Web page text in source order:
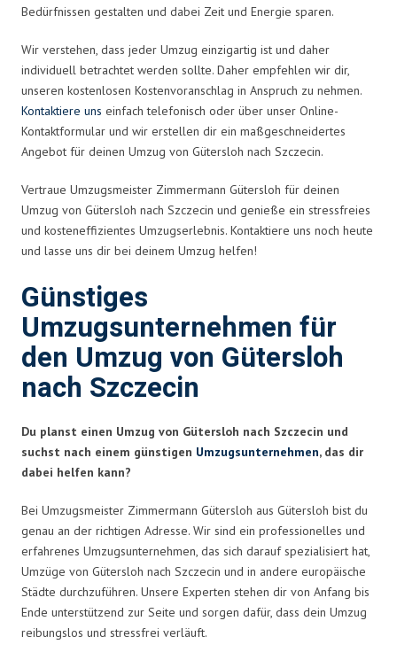
Bedürfnissen gestalten und dabei Zeit und Energie sparen.
Wir verstehen, dass jeder Umzug einzigartig ist und daher
individuell betrachtet werden sollte. Daher empfehlen wir dir,
unseren kostenlosen Kostenvoranschlag in Anspruch zu nehmen.
Kontaktiere uns einfach telefonisch oder über unser Online-
Kontaktformular und wir erstellen dir ein maßgeschneidertes
Angebot für deinen Umzug von Gütersloh nach Szczecin.
Vertraue Umzugsmeister Zimmermann Gütersloh für deinen
Umzug von Gütersloh nach Szczecin und genieße ein stressfreies
und kosteneffizientes Umzugserlebnis. Kontaktiere uns noch heute
und lasse uns dir bei deinem Umzug helfen!
Günstiges
Umzugsunternehmen für
den Umzug von Gütersloh
nach Szczecin
Du planst einen Umzug von Gütersloh nach Szczecin und
suchst nach einem günstigen Umzugsunternehmen, das dir
dabei helfen kann?
Bei Umzugsmeister Zimmermann Gütersloh aus Gütersloh bist du
genau an der richtigen Adresse. Wir sind ein professionelles und
erfahrenes Umzugsunternehmen, das sich darauf spezialisiert hat,
Umzüge von Gütersloh nach Szczecin und in andere europäische
Städte durchzuführen. Unsere Experten stehen dir von Anfang bis
Ende unterstützend zur Seite und sorgen dafür, dass dein Umzug
reibungslos und stressfrei verläuft.